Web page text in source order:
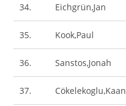
34. Eichgrün,Jan
35. Kook,Paul
36. Sanstos,Jonah
37. Cökelekoglu,Kaan